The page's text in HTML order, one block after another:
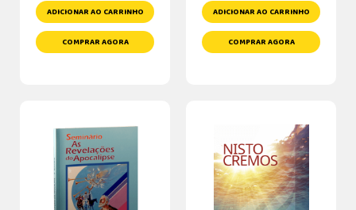
ADICIONAR AO CARRINHO
COMPRAR AGORA
ADICIONAR AO CARRINHO
COMPRAR AGORA